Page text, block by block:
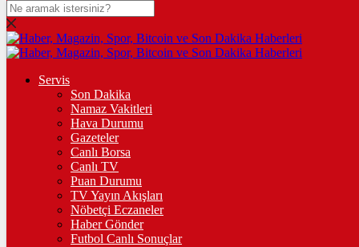
DOLAR
47,7252$% 0.01
% -0.06
STERLİN
% -0.02
GRAM ALTIN
%-0,31
ÇEYREK ALTIN
Servis
Son Dakika
Namaz Vakitleri
Hava Durumu
Gazeteler
Canlı Borsa
Canlı TV
Puan Durumu
TV Yayın Akışları
Nöbetçi Eczaneler
Haber Gönder
Futbol Canlı Sonuçlar